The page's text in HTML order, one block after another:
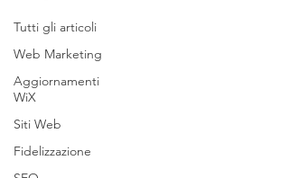
Tutti gli articoli
Web Marketing
Aggiornamenti
WiX
Siti Web
Fidelizzazione